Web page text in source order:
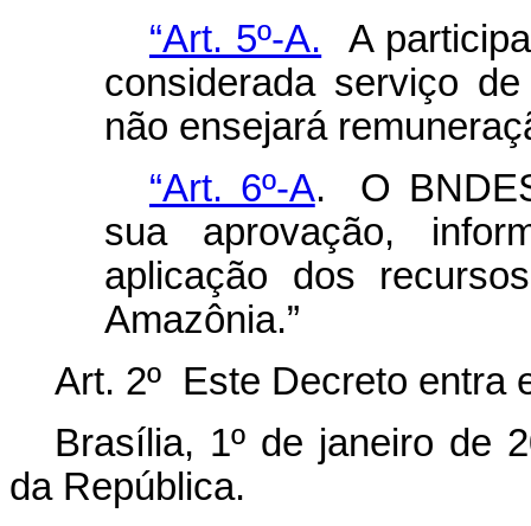
“Art. 5º-A. A
considerada serviço
não ensejará
“Art. 6º-A. O
sua aprovação,
aplicação dos
Amazônia.”
Art. 2º Este Decreto entra
Brasília, 1º de janeiro de
da República.